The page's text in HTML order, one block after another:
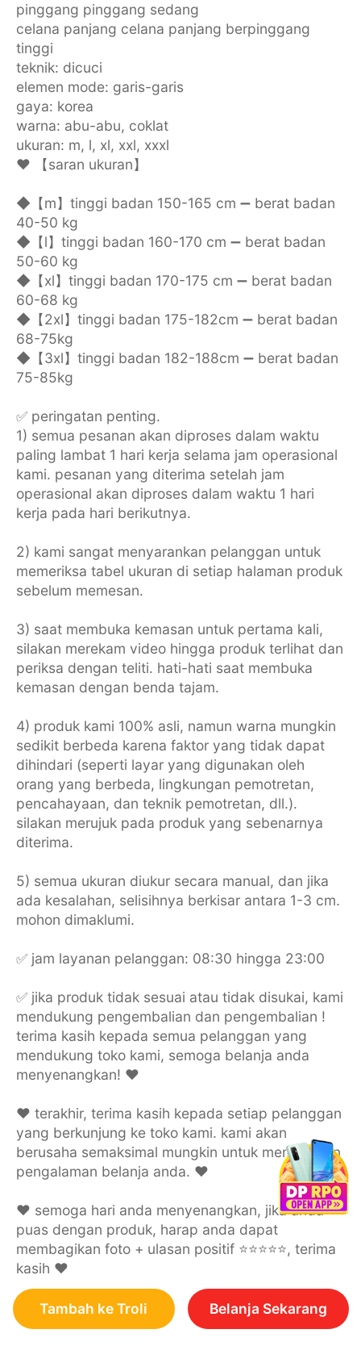
pinggang pinggang sedang
celana panjang celana panjang berpinggang
tinggi
teknik: dicuci
elemen mode: garis-garis
gaya: korea
warna: abu-abu, coklat
ukuran: m, l, xl, xxl, xxxl
❤️ 【saran ukuran】
◆【m】tinggi badan 150-165 cm ➖ berat badan
40-50 kg
◆【l】tinggi badan 160-170 cm ➖ berat badan
50-60 kg
◆【xl】tinggi badan 170-175 cm ➖ berat badan
60-68 kg
◆【2xl】tinggi badan 175-182cm ➖ berat badan
68-75kg
◆【3xl】tinggi badan 182-188cm ➖ berat badan
75-85kg
✅ peringatan penting.
1) semua pesanan akan diproses dalam waktu
paling lambat 1 hari kerja selama jam operasional
kami. pesanan yang diterima setelah jam
operasional akan diproses dalam waktu 1 hari
kerja pada hari berikutnya.
2) kami sangat menyarankan pelanggan untuk
memeriksa tabel ukuran di setiap halaman produk
sebelum memesan.
3) saat membuka kemasan untuk pertama kali,
silakan merekam video hingga produk terlihat dan
periksa dengan teliti. hati-hati saat membuka
kemasan dengan benda tajam.
4) produk kami 100% asli, namun warna mungkin
sedikit berbeda karena faktor yang tidak dapat
dihindari (seperti layar yang digunakan oleh
orang yang berbeda, lingkungan pemotretan,
pencahayaan, dan teknik pemotretan, dll.).
silakan merujuk pada produk yang sebenarnya
diterima.
5) semua ukuran diukur secara manual, dan jika
ada kesalahan, selisihnya berkisar antara 1-3 cm.
mohon dimaklumi.
✅ jam layanan pelanggan: 08:30 hingga 23:00
✅ jika produk tidak sesuai atau tidak disukai, kami
mendukung pengembalian dan pengembalian !
terima kasih kepada semua pelanggan yang
mendukung toko kami, semoga belanja anda
menyenangkan! ❤️
❤️ terakhir, terima kasih kepada setiap pelanggan
yang berkunjung ke toko kami. kami akan
berusaha semaksimal mungkin untuk memastikan
pengalaman belanja anda. ❤️
❤️ semoga hari anda menyenangkan, jika anda
puas dengan produk, harap anda dapat
membagikan foto + ulasan positif ⭐⭐⭐⭐⭐, terima
kasih ❤️
Tambah ke Troli Belanja Sekarang